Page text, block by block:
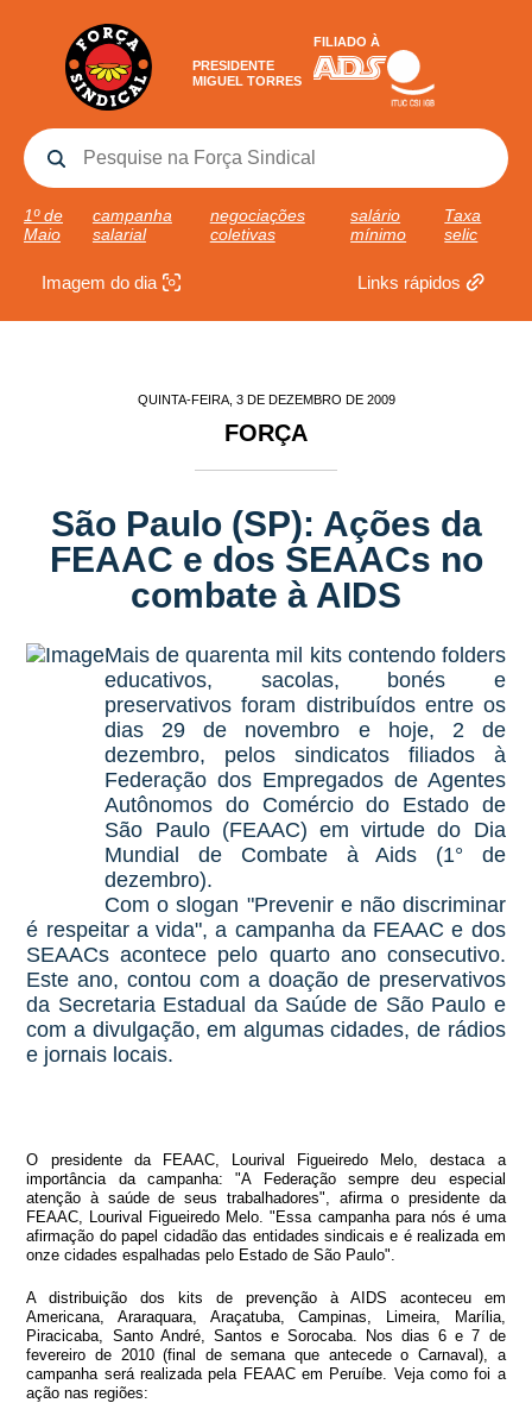
PRESIDENTE
MIGUEL TORRES
FILIADO À
1º de
Maio
campanha
salarial
negociações
coletivas
salário
mínimo
Taxa
selic
Imagem do dia Links rápidos
QUINTA-FEIRA, 3 DE DEZEMBRO DE 2009
FORÇA
São Paulo (SP): Ações da
FEAAC e dos SEAACs no
combate à AIDS
Mais de quarenta mil kits contendo folders
educativos, sacolas, bonés e
preservativos foram distribuídos entre os
dias 29 de novembro e hoje, 2 de
dezembro, pelos sindicatos filiados à
Federação dos Empregados de Agentes
Autônomos do Comércio do Estado de
São Paulo (FEAAC) em virtude do Dia
Mundial de Combate à Aids (1° de
dezembro).
Com o slogan "Prevenir e não discriminar
é respeitar a vida", a campanha da FEAAC e dos
SEAACs acontece pelo quarto ano consecutivo.
Este ano, contou com a doação de preservativos
da Secretaria Estadual da Saúde de São Paulo e
com a divulgação, em algumas cidades, de rádios
e jornais locais.
O presidente da FEAAC, Lourival Figueiredo Melo, destaca a
importância da campanha: "A Federação sempre deu especial
atenção à saúde de seus trabalhadores", afirma o presidente da
FEAAC, Lourival Figueiredo Melo. "Essa campanha para nós é uma
afirmação do papel cidadão das entidades sindicais e é realizada em
onze cidades espalhadas pelo Estado de São Paulo".
A distribuição dos kits de prevenção à AIDS aconteceu em
Americana, Araraquara, Araçatuba, Campinas, Limeira, Marília,
Piracicaba, Santo André, Santos e Sorocaba. Nos dias 6 e 7 de
fevereiro de 2010 (final de semana que antecede o Carnaval), a
campanha será realizada pela FEAAC em Peruíbe. Veja como foi a
ação nas regiões: